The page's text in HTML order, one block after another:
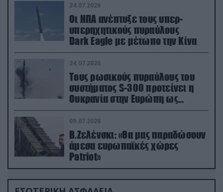
24.07.2026
Οι ΗΠΑ ανέπτυξε τους υπερ-
υπερηχητικούς πυραύλους
Dark Eagle με μέτωπο την Κίνα
24.07.2026
Τους ρωσικούς πυραύλους του
συστήματος S-300 προτείνει η
Ουκρανία στην Ευρώπη ως
αντιβαλλιστικό σύστημα
09.07.2026
Β.Ζελένσκι: «Θα μας παραδώσουν
άμεσα ευρωπαϊκές χώρες
Patriot»